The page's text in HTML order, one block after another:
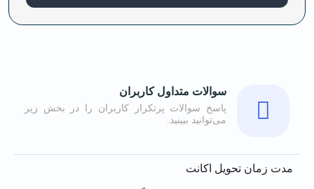
سوالات متداول کاربران
پاسخ سوالات پرتکرار کاربران را در بخش زیر
می‌توانید ببینید.
مدت زمان تحویل اکانت